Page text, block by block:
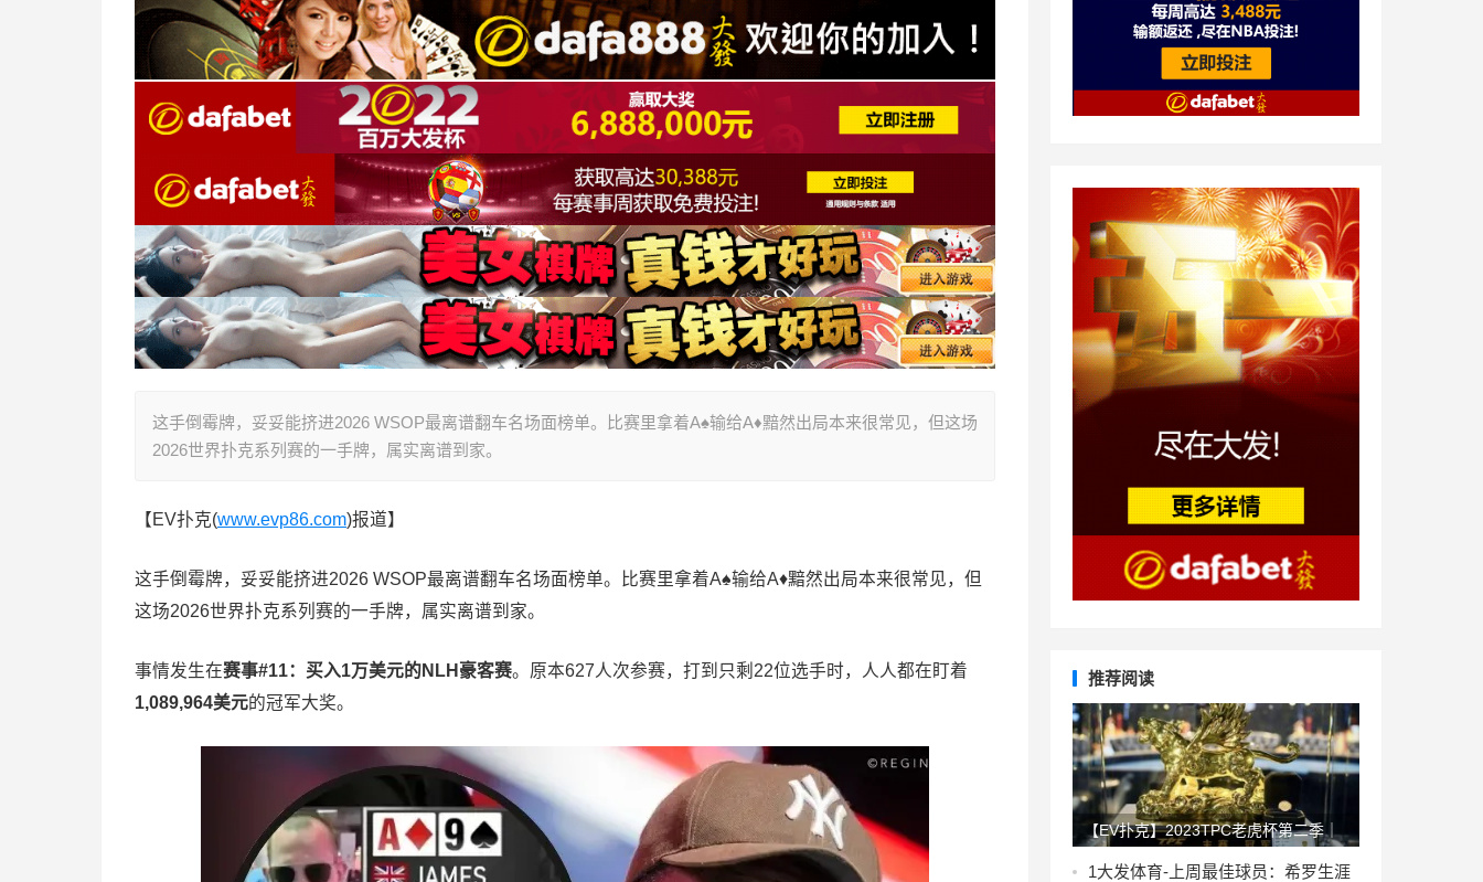
这手倒霉牌，妥妥能挤进2026 WSOP最离谱翻车名场面榜单。比赛里拿着A♠输给A♦黯然出局本来很常见，但这场
2026世界扑克系列赛的一手牌，属实离谱到家。
【EV扑克(www.evp86.com)报道】
这手倒霉牌，妥妥能挤进2026 WSOP最离谱翻车名场面榜单。比赛里拿着A♠输给A♦黯然出局本来很常见，但
这场2026世界扑克系列赛的一手牌，属实离谱到家。
事情发生在赛事#11：买入1万美元的NLH豪客赛。原本627人次参赛，打到只剩22位选手时，人人都在盯着
1,089,964美元的冠军大奖。
推荐阅读
【EV扑克】2023TPC老虎杯第二季｜
主赛事259人参赛 王杰聪38.5万记分牌
1大发体育-上周最佳球员：希罗生涯